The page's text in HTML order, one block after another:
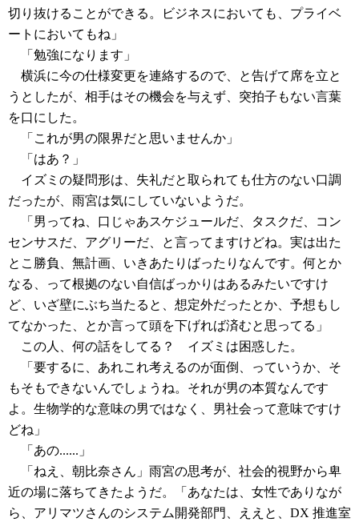
切り抜けることができる。ビジネスにおいても、プライベ
ートにおいてもね」
「勉強になります」
横浜に今の仕様変更を連絡するので、と告げて席を立と
うとしたが、相手はその機会を与えず、突拍子もない言葉
を口にした。
「これが男の限界だと思いませんか」
「はあ？」
イズミの疑問形は、失礼だと取られても仕方のない口調
だったが、雨宮は気にしていないようだ。
「男ってね、口じゃあスケジュールだ、タスクだ、コン
センサスだ、アグリーだ、と言ってますけどね。実は出た
とこ勝負、無計画、いきあたりばったりなんです。何とか
なる、って根拠のない自信ばっかりはあるみたいですけ
ど、いざ壁にぶち当たると、想定外だったとか、予想もし
てなかった、とか言って頭を下げれば済むと思ってる」
この人、何の話をしてる？ イズミは困惑した。
「要するに、あれこれ考えるのが面倒、っていうか、そ
もそもできないんでしょうね。それが男の本質なんです
よ。生物学的な意味の男ではなく、男社会って意味ですけ
どね」
「あの......」
「ねえ、朝比奈さん」雨宮の思考が、社会的視野から卑
近の場に落ちてきたようだ。「あなたは、女性でありなが
ら、アリマツさんのシステム開発部門、ええと、DX 推進室